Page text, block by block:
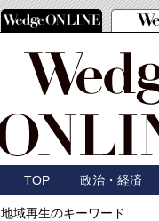
TOP 政治・経済
地域再生のキーワード